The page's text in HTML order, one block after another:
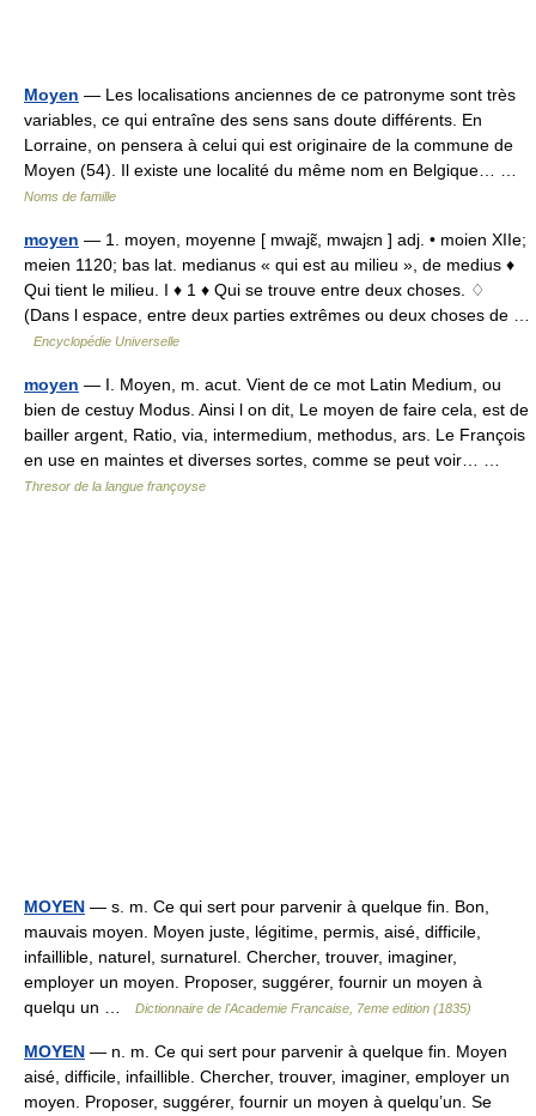
Moyen — Les localisations anciennes de ce patronyme sont très
variables, ce qui entraîne des sens sans doute différents. En
Lorraine, on pensera à celui qui est originaire de la commune de
Moyen (54). Il existe une localité du même nom en Belgique… …
Noms de famille
moyen — 1. moyen, moyenne [ mwajɛ̃, mwajɛn ] adj. • moien XIIe;
meien 1120; bas lat. medianus « qui est au milieu », de medius ♦
Qui tient le milieu. I ♦ 1 ♦ Qui se trouve entre deux choses. ♢
(Dans l espace, entre deux parties extrêmes ou deux choses de …
Encyclopédie Universelle
moyen — I. Moyen, m. acut. Vient de ce mot Latin Medium, ou
bien de cestuy Modus. Ainsi l on dit, Le moyen de faire cela, est de
bailler argent, Ratio, via, intermedium, methodus, ars. Le François
en use en maintes et diverses sortes, comme se peut voir… …
Thresor de la langue françoyse
MOYEN — s. m. Ce qui sert pour parvenir à quelque fin. Bon,
mauvais moyen. Moyen juste, légitime, permis, aisé, difficile,
infaillible, naturel, surnaturel. Chercher, trouver, imaginer,
employer un moyen. Proposer, suggérer, fournir un moyen à
quelqu un …
Dictionnaire de l'Academie Francaise, 7eme edition (1835)
MOYEN — n. m. Ce qui sert pour parvenir à quelque fin. Moyen
aisé, difficile, infaillible. Chercher, trouver, imaginer, employer un
moyen. Proposer, suggérer, fournir un moyen à quelqu’un. Se